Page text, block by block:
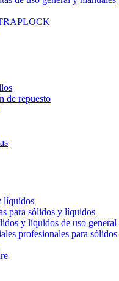
de repuesto
líquidos
para sólidos y líquidos
y líquidos de uso general
profesionales para